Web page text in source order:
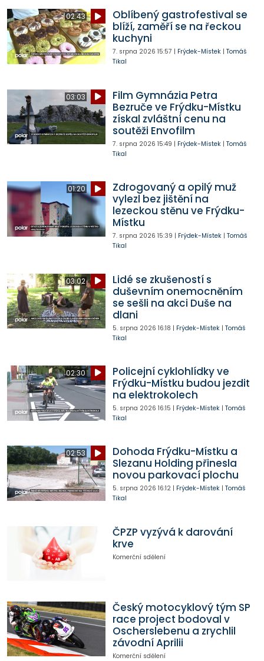
02:43
Oblíbený gastrofestival se
blíží, zaměří se na řeckou
kuchyni
7. srpna 2026 15:57 | Frýdek-Místek| Tomáš
Tikal
03:03
Film Gymnázia Petra
Bezruče ve Frýdku-Místku
získal zvláštní cenu na
soutěži Envofilm
7. srpna 2026 15:49 | Frýdek-Místek| Tomáš
Tikal
01:20
Zdrogovaný a opilý muž
vylezl bez jištění na
lezeckou stěnu ve Frýdku-
Místku
7. srpna 2026 15:39 | Frýdek-Místek| Tomáš
Tikal
03:02
Lidé se zkušeností s
duševním onemocněním
se sešli na akci Duše na
dlani
5. srpna 2026 16:18 | Frýdek-Místek| Tomáš
Tikal
02:30
Policejní cyklohlídky ve
Frýdku-Místku budou jezdit
na elektrokolech
5. srpna 2026 16:15 | Frýdek-Místek| Tomáš
Tikal
02:53
Dohoda Frýdku-Místku a
Slezanu Holding přinesla
novou parkovací plochu
5. srpna 2026 16:12| Frýdek-Místek| Tomáš
Tikal
ČPZP vyzývá k darování
krve
Komerční sdělení
Český motocyklový tým SP
race project bodoval v
Oscherslebenu a zrychlil
závodní Aprilii
Komerční sdělení